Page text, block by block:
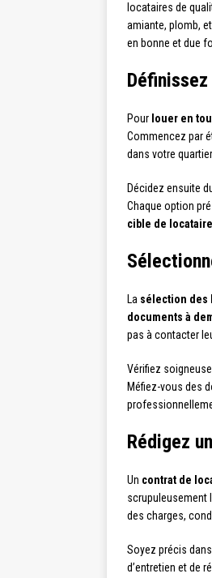
locataires de
amiante, plomb,
en bonne et due
Pour louer en
Commencez par
dans votre
Décidez ensuite
Chaque option
cible de
La sélection des
documents à
pas à contacter
Vérifiez
Méfiez-vous des
Rédigez
Un contrat de
scrupuleusement
des charges,
Soyez précis
d’entretien et de